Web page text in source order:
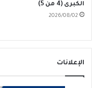
الكبرى (4 من 5)
2026/08/02
الإعلانات